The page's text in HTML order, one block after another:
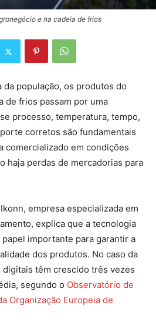
e na cadeia de frios
da população, os produtos do
de frios passam por uma
processo, temperatura, tempo,
corretos são fundamentais
comercializado em condições
haja perdas de mercadorias para
empresa especializada em
explica que a tecnologia
importante para garantir a
dos produtos. No caso da
têm crescido três vezes
segundo o Observatório de
Organização Europeia de